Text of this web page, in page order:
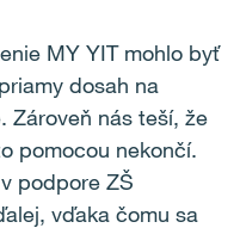
MY YIT mohlo byť
dosah na
Zároveň nás teší, že
pomocou nekončí.
podpore ZŠ
vďaka čomu sa